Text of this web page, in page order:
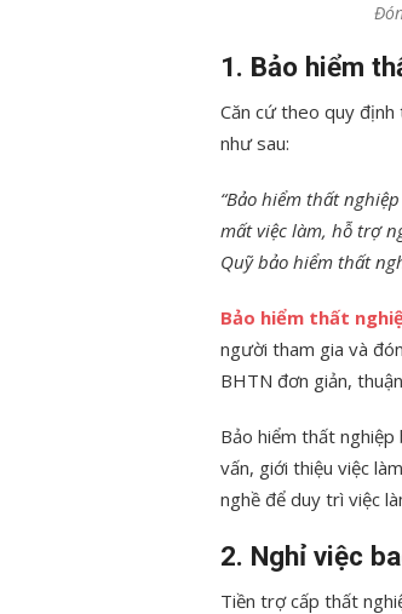
1. Bảo hiểm
Căn cứ theo quy
như sau:
“Bảo hiểm thất
mất việc làm, hỗ trợ
Quỹ bảo hiểm thất
Bảo hiểm thất
người tham gia và
BHTN đơn giản,
Bảo hiểm thất
vấn, giới thiệu việc
nghề để duy trì việc
2. Nghỉ việc
Tiền trợ cấp thất